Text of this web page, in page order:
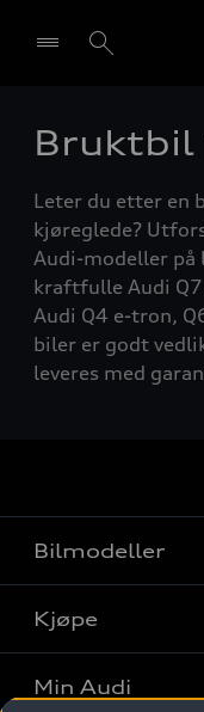
Velg
Bruktbil
Leter du etter en
kjøreglede?
Audi-modeller på
kraftfulle Audi
Audi Q4 e-tron,
biler er godt
leveres med
Bilmodeller
Finn din Audi
Sammenlign
Kjøpe
Kjøpshjelp
Min Audi